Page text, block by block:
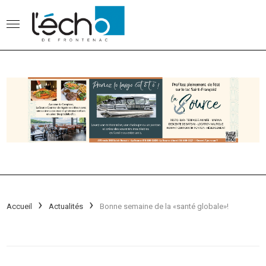
Accueil Actualités Bonne semaine de la «santé globale»!